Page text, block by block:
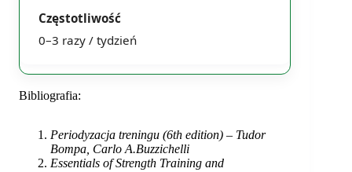
0–3 razy / tydzień
Bibliografia:
Periodyzacja treningu (6th edition) – Tudor
Bompa, Carlo A.Buzzichelli
Essentials of Strength Training and